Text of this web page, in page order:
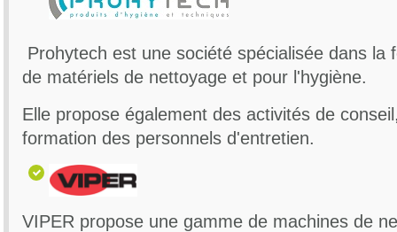
Prohytech est une société spécialisée dans la
de matériels de nettoyage et pour l'hygiène.
Elle propose également des activités de
formation des personnels d'entretien.
VIPER propose une gamme de machines de